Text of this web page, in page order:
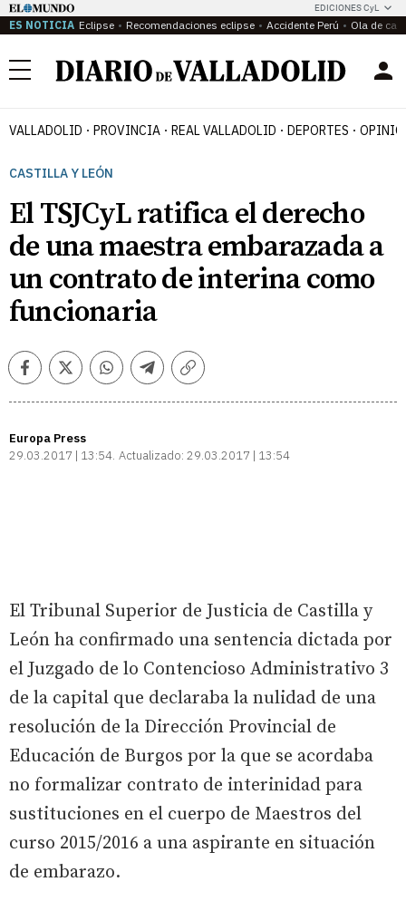
EDICIONES CyL
ES NOTICIA Eclipse Recomendaciones eclipse Accidente Perú Ola de
Menú
VALLADOLID PROVINCIA REAL VALLADOLID DEPORTES
CASTILLA Y LEÓN
El TSJCyL ratifica el derecho
de una maestra embarazada a
un contrato de interina como
funcionaria
FacebookTwitterWhatsappTelegramCopiar
Europa Press
29.03.2017 | 13:54 Actualizado: 29.03.2017 | 13:54
El Tribunal Superior de Justicia de Castilla y
León ha confirmado una sentencia dictada por
el Juzgado de lo Contencioso Administrativo 3
de la capital que declaraba la nulidad de una
resolución de la Dirección Provincial de
Educación de Burgos por la que se acordaba
no formalizar contrato de interinidad para
sustituciones en el cuerpo de Maestros del
curso 2015/2016 a una aspirante en situación
de embarazo.